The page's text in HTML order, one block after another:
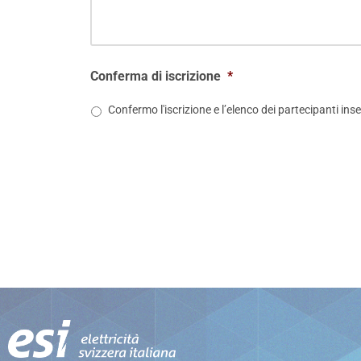
Conferma di iscrizione *
Confermo l'iscrizione e l’elenco dei partecipanti